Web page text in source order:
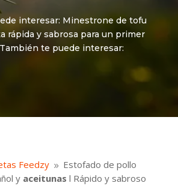
interesar: Minestrone de tofu
rápida y sabrosa para un primer
te puede interesar:
Feedzy 9 Estofado de pollo
y aceitunas l Rápido y sabroso